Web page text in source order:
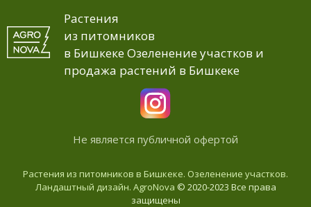
Растения
из питомников
в Бишкеке Озеленение участков и
продажа растений в Бишкеке
Не является публичной офертой
Растения из питомников в Бишкеке. Озеленение участков.
Ландаштный дизайн. AgroNova © 2020-2023 Все права
защищены